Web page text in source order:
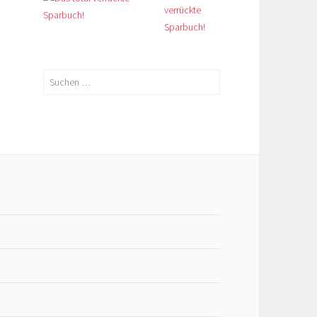
verrückte
Sparbuch!
Suchen